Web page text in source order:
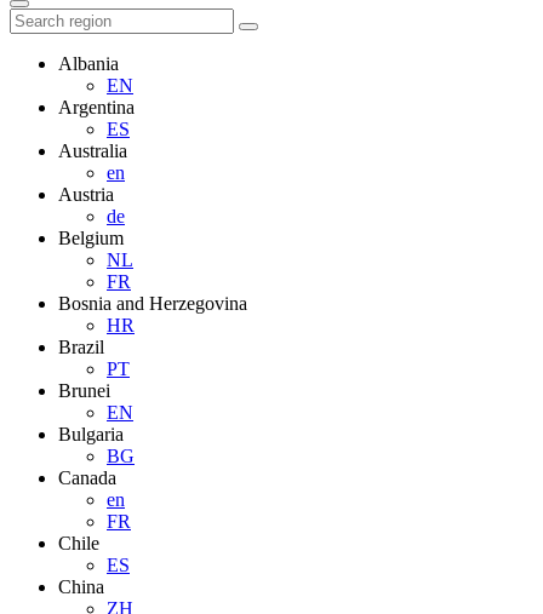
Albania
EN
Argentina
ES
Australia
en
Austria
de
Belgium
NL
FR
Bosnia and Herzegovina
HR
Brazil
PT
Brunei
EN
Bulgaria
BG
Canada
en
FR
Chile
ES
China
ZH